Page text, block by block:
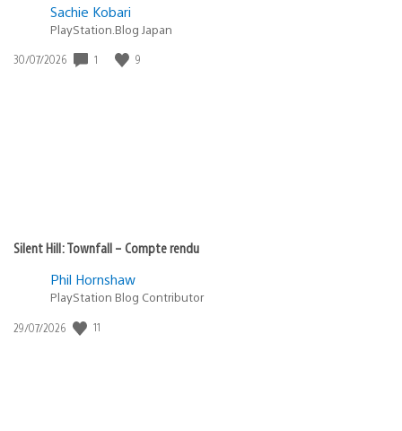
Sachie Kobari
PlayStation.Blog Japan
Date
30/07/2026 1 9
Silent Hill: Townfall – Compte rendu
Phil Hornshaw
PlayStation Blog Contributor
Date
29/07/2026 11